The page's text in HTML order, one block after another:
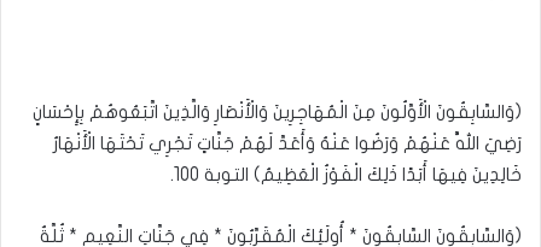
(وَالسَّابِقُونَ الْأَوَّلُونَ مِنَ الْمُهَاجِرِينَ وَالْأَنْصَارِ وَالَّذِينَ اتَّبَعُوهُمْ بِإِحْسَانٍ
رَضِيَ اللَّهُ عَنْهُمْ وَرَضُوا عَنْهُ وَأَعَدَّ لَهُمْ جَنَّاتٍ تَجْرِي تَحْتَهَا الْأَنْهَارُ
خَالِدِينَ فِيهَا أَبَدًا ذَلِكَ الْفَوْزُ الْعَظِيمُ) التوبة 100.
(وَالسَّابِقُونَ السَّابِقُونَ * أُولَئِكَ الْمُقَرَّبُونَ * فِي جَنَّاتِ النَّعِيمِ * ثُلَّةٌ